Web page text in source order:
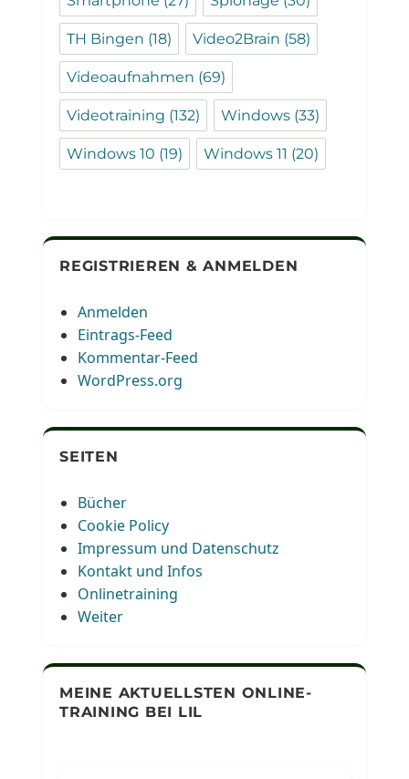
TH Bingen (18) Video2Brain (58)
Videoaufnahmen (69)
Videotraining (132) Windows (33)
Windows 10 (19) Windows 11 (20)
REGISTRIEREN & ANMELDEN
Anmelden
Eintrags-Feed
Kommentar-Feed
WordPress.org
SEITEN
Bücher
Cookie Policy
Impressum und Datenschutz
Kontakt und Infos
Onlinetraining
Weiter
MEINE AKTUELLSTEN ONLINE-
TRAINING BEI LIL